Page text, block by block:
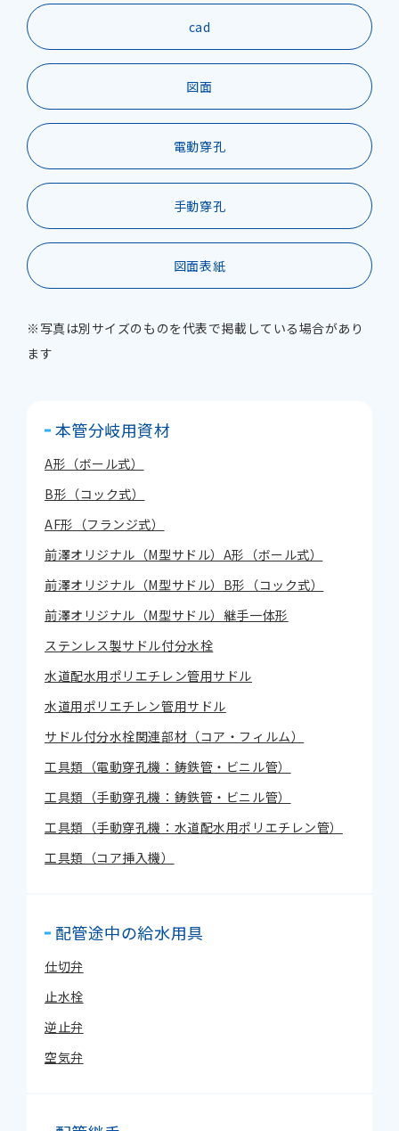
cad
図面
電動穿孔
手動穿孔
図面表紙
※写真は別サイズのものを代表で掲載している場合があり
ます
本管分岐用資材
A形（ボール式）
B形（コック式）
AF形（フランジ式）
前澤オリジナル（M型サドル）A形（ボール式）
前澤オリジナル（M型サドル）B形（コック式）
前澤オリジナル（M型サドル）継手一体形
ステンレス製サドル付分水栓
水道配水用ポリエチレン管用サドル
水道用ポリエチレン管用サドル
サドル付分水栓関連部材（コア・フィルム）
工具類（電動穿孔機：鋳鉄管・ビニル管）
工具類（手動穿孔機：鋳鉄管・ビニル管）
工具類（手動穿孔機：水道配水用ポリエチレン管）
工具類（コア挿入機）
配管途中の給水用具
仕切弁
止水栓
逆止弁
空気弁